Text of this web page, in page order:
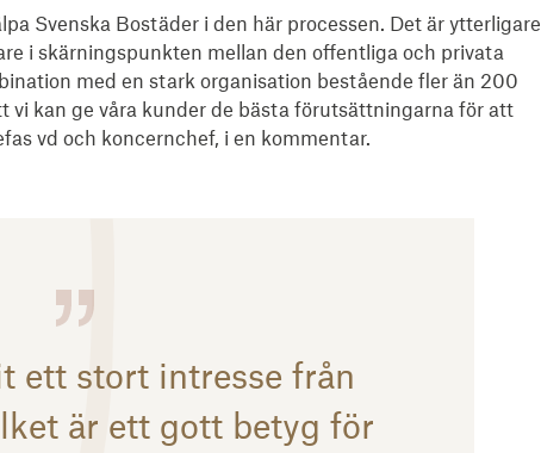
Svenska Bostäder i den här processen. Det är ytterligare
i skärningspunkten mellan den offentliga och privata
med en stark organisation bestående fler än 200
kan ge våra kunder de bästa förutsättningarna för att
vd och koncernchef, i en kommentar.
ett stort intresse från
är ett gott betyg för